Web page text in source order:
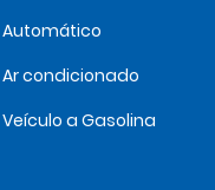
Automático
Ar condicionado
Veículo a Gasolina